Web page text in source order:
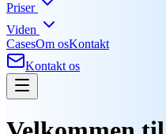
Priser
Viden
CasesOm osKontakt
Kontakt os